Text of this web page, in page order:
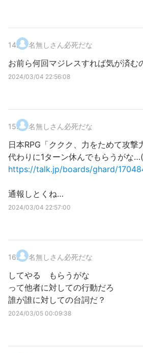
14. 名無しさん必死だな
お前ら何回マジレスすれば気が済む
2024/03/04 22:56:08
15. 名無しさん必死だな
日本RPG「ククク、力をためて攻撃
代わりに1ターン休んでもらうがな
https://talk.jp/boards/ghard/
通報しとくね…
2024/03/04 22:57:00
16. 名無しさん必死だな
してやる もらうがな
って他者に対しての行動だろ
誰が誰に対しての台詞だ？
2024/03/05 00:09:38